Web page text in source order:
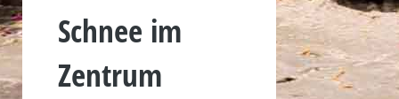
Schnee im
Zentrum